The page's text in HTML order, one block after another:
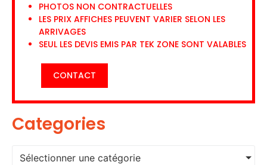
PHOTOS NON CONTRACTUELLES
LES PRIX AFFICHES PEUVENT VARIER SELON LES
ARRIVAGES
SEUL LES DEVIS EMIS PAR TEK ZONE SONT VALABLES
CONTACT
Categories
Sélectionner une catégorie